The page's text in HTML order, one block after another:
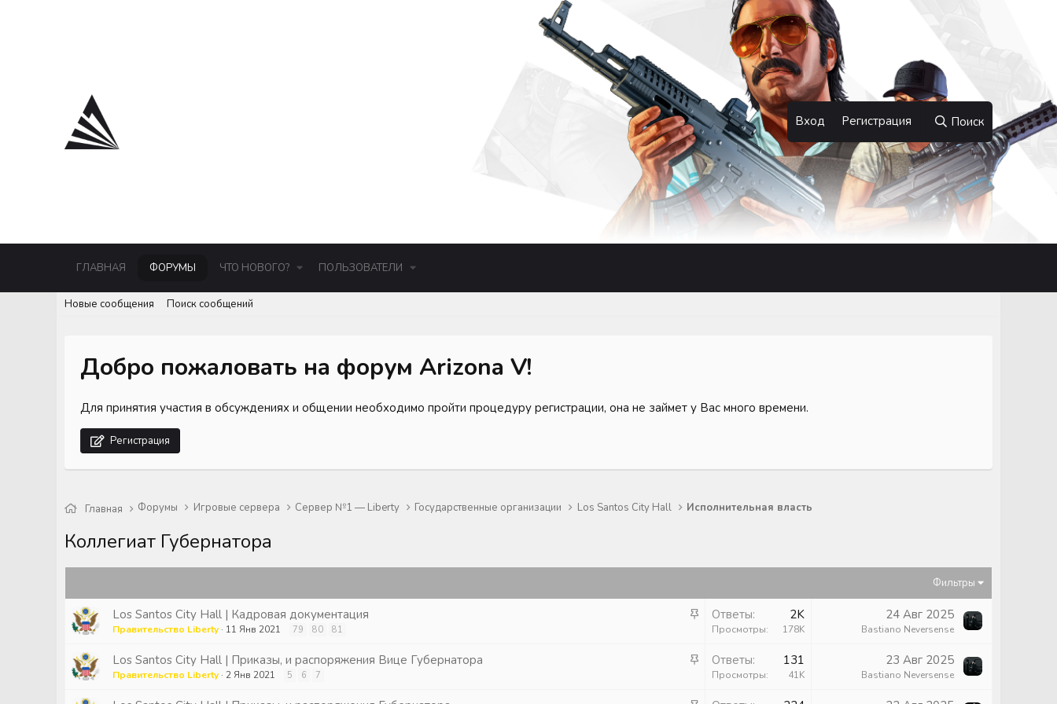
Вход Регистрация Поиск
ГЛАВНАЯ ФОРУМЫ ЧТО НОВОГО? ПОЛЬЗОВАТЕЛИ
Новые сообщения Поиск сообщений
Добро пожаловать на форум Arizona V!
Для принятия участия в обсуждениях и общении необходимо пройти процедуру регистрации, она не займет у Вас много времени.
Регистрация
Главная Форумы Игровые сервера Сервер №1 — Liberty Государственные организации Los Santos City Hall Исполнительная власть
Коллегиат Губернатора
Фильтры
З
р
Los Santos City Hall | Кадровая документация
Правительство Liberty 11 Янв 2021 79 80 81
Ответы 2K
Просмотры 178K
24 Авг 2025
Bastiano Neversense
З
Los Santos City Hall | Приказы, и распоряжения Вице Губернатора
Правительство Liberty 2 Янв 2021 5 6 7
Ответы 131
Просмотры 41K
23 Авг 2025
Bastiano Neversense